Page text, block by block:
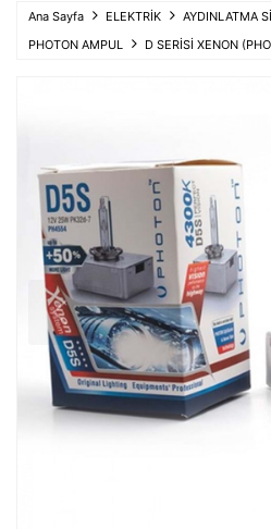
Ana Sayfa ELEKTRİK AYDINLATMA
PHOTON AMPUL
D SERİSİ XENON